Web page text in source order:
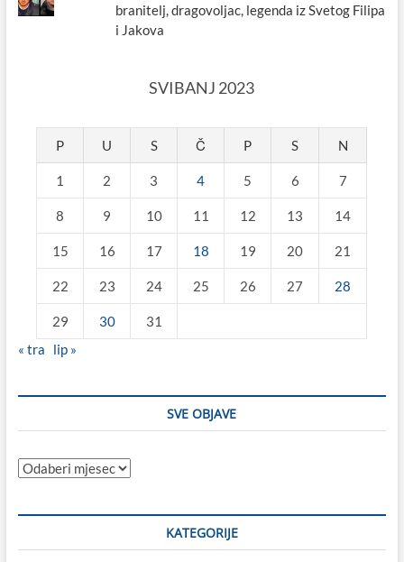
branitelj, dragovoljac, legenda iz Svetog Filipa
i Jakova
SVIBANJ 2023
P U S Č P S N
1 2 3 4 5 6 7
8 9 10 11 12 13 14
15 16 17 18 19 20 21
22 23 24 25 26 27 28
29 30
31
« tra
lip »
SVE OBJAVE
Sve
KATEGORIJE